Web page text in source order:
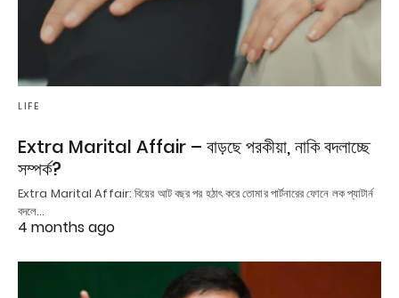
LIFE
Extra Marital Affair – বাড়ছে পরকীয়া, নাকি বদলাচ্ছে
সম্পর্ক?
Extra Marital Affair: বিয়ের আট বছর পর হঠাৎ করে তোমার পার্টনারের ফোনে লক প্যাটার্ন
বদলে…
4 months ago